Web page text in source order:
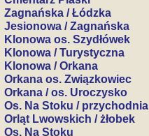
Zagnańska / Łódzka
Jesionowa / Zagnańska
Klonowa os. Szydłówek
Klonowa / Turystyczna
Klonowa / Orkana
Orkana os. Związkowiec
Orkana / os. Uroczysko
Os. Na Stoku / przychodnia
Orląt Lwowskich / żłobek
Os. Na Stoku